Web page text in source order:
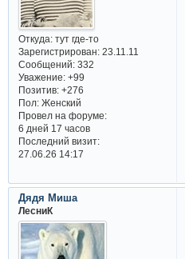
Откуда:тут где-то
Зарегистрирован: 23.11.11
Сообщений:332
Уважение: +99
Позитив: +276
Пол:Женский
Провел на форуме:
6 дней 17 часов
Последний визит:
27.06.26 14:17
Дядя Миша
ЛесниК